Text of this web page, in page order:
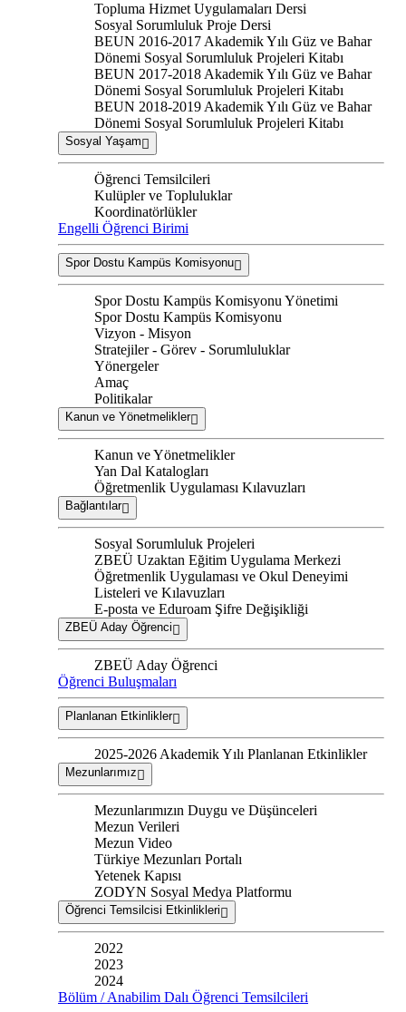
Topluma Hizmet Uygulamaları Dersi
Sosyal Sorumluluk Proje Dersi
BEUN 2016-2017 Akademik Yılı Güz ve Bahar
Dönemi Sosyal Sorumluluk Projeleri Kitabı
BEUN 2017-2018 Akademik Yılı Güz ve Bahar
Dönemi Sosyal Sorumluluk Projeleri Kitabı
BEUN 2018-2019 Akademik Yılı Güz ve Bahar
Dönemi Sosyal Sorumluluk Projeleri Kitabı
Sosyal Yaşam
Öğrenci Temsilcileri
Kulüpler ve Topluluklar
Koordinatörlükler
Engelli Öğrenci Birimi
Spor Dostu Kampüs Komisyonu
Spor Dostu Kampüs Komisyonu Yönetimi
Spor Dostu Kampüs Komisyonu
Vizyon - Misyon
Stratejiler - Görev - Sorumluluklar
Yönergeler
Amaç
Politikalar
Kanun ve Yönetmelikler
Kanun ve Yönetmelikler
Yan Dal Katalogları
Öğretmenlik Uygulaması Kılavuzları
Bağlantılar
Sosyal Sorumluluk Projeleri
ZBEÜ Uzaktan Eğitim Uygulama Merkezi
Öğretmenlik Uygulaması ve Okul Deneyimi
Listeleri ve Kılavuzları
E-posta ve Eduroam Şifre Değişikliği
ZBEÜ Aday Öğrenci
ZBEÜ Aday Öğrenci
Öğrenci Buluşmaları
Planlanan Etkinlikler
2025-2026 Akademik Yılı Planlanan Etkinlikler
Mezunlarımız
Mezunlarımızın Duygu ve Düşünceleri
Mezun Verileri
Mezun Video
Türkiye Mezunları Portalı
Yetenek Kapısı
ZODYN Sosyal Medya Platformu
Öğrenci Temsilcisi Etkinlikleri
2022
2023
2024
Bölüm / Anabilim Dalı Öğrenci Temsilcileri